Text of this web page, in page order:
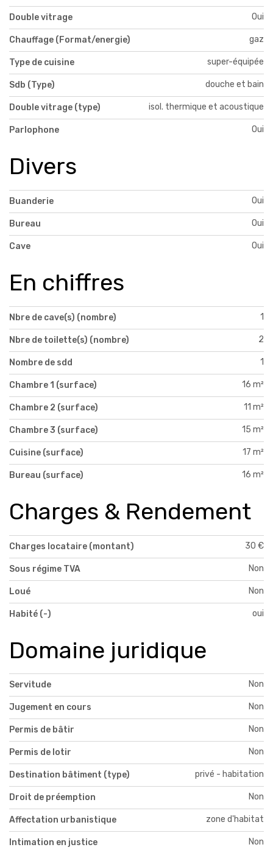
Double vitrage Oui
Chauffage (Format/energie) gaz
Type de cuisine super-équipée
Sdb (Type) douche et bain
Double vitrage (type) isol. thermique et acoustique
Parlophone Oui
Divers
Buanderie Oui
Bureau Oui
Cave Oui
En chiffres
Nbre de cave(s) (nombre) 1
Nbre de toilette(s) (nombre) 2
Nombre de sdd 1
Chambre 1 (surface) 16 m²
Chambre 2 (surface) 11 m²
Chambre 3 (surface) 15 m²
Cuisine (surface) 17 m²
Bureau (surface) 16 m²
Charges & Rendement
Charges locataire (montant) 30 €
Sous régime TVA Non
Loué Non
Habité (-) oui
Domaine juridique
Servitude Non
Jugement en cours Non
Permis de bâtir Non
Permis de lotir Non
Destination bâtiment (type) privé - habitation
Droit de préemption Non
Affectation urbanistique zone d'habitat
Intimation en justice Non